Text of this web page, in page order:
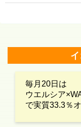
毎月20日は
ウエルシア
で実質33.3％